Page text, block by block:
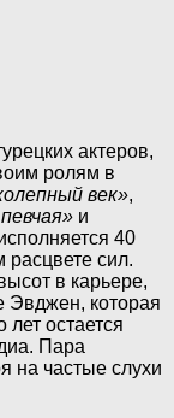
актеров,
ролям в
век»,
и
40
расцвете сил.
в карьере,
Эвджен, которая
лет остается
Пара
на частые слухи